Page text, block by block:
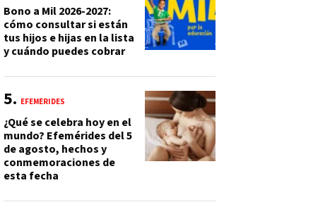
Bono a Mil 2026-2027:
cómo consultar si están
tus hijos e hijas en la lista
y cuándo puedes cobrar
EFEMÉRIDES
¿Qué se celebra hoy en el
mundo? Efemérides del 5
de agosto, hechos y
conmemoraciones de
esta fecha